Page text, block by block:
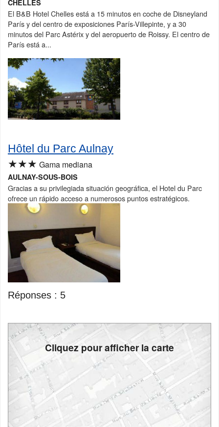
CHELLES
El B&B Hotel Chelles está a 15 minutos en coche de Disneyland
París y del centro de exposiciones París-Villepinte, y a 30
minutos del Parc Astérix y del aeropuerto de Roissy. El centro de
París está a...
Hôtel du Parc Aulnay
★★★ Gama mediana
AULNAY-SOUS-BOIS
Gracias a su privilegiada situación geográfica, el Hotel du Parc
ofrece un rápido acceso a numerosos puntos estratégicos.
Réponses : 5
Cliquez pour afficher la carte